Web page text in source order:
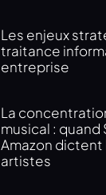
Les enjeux
traitance
entreprise
La
musical :
Amazon dictent
artistes